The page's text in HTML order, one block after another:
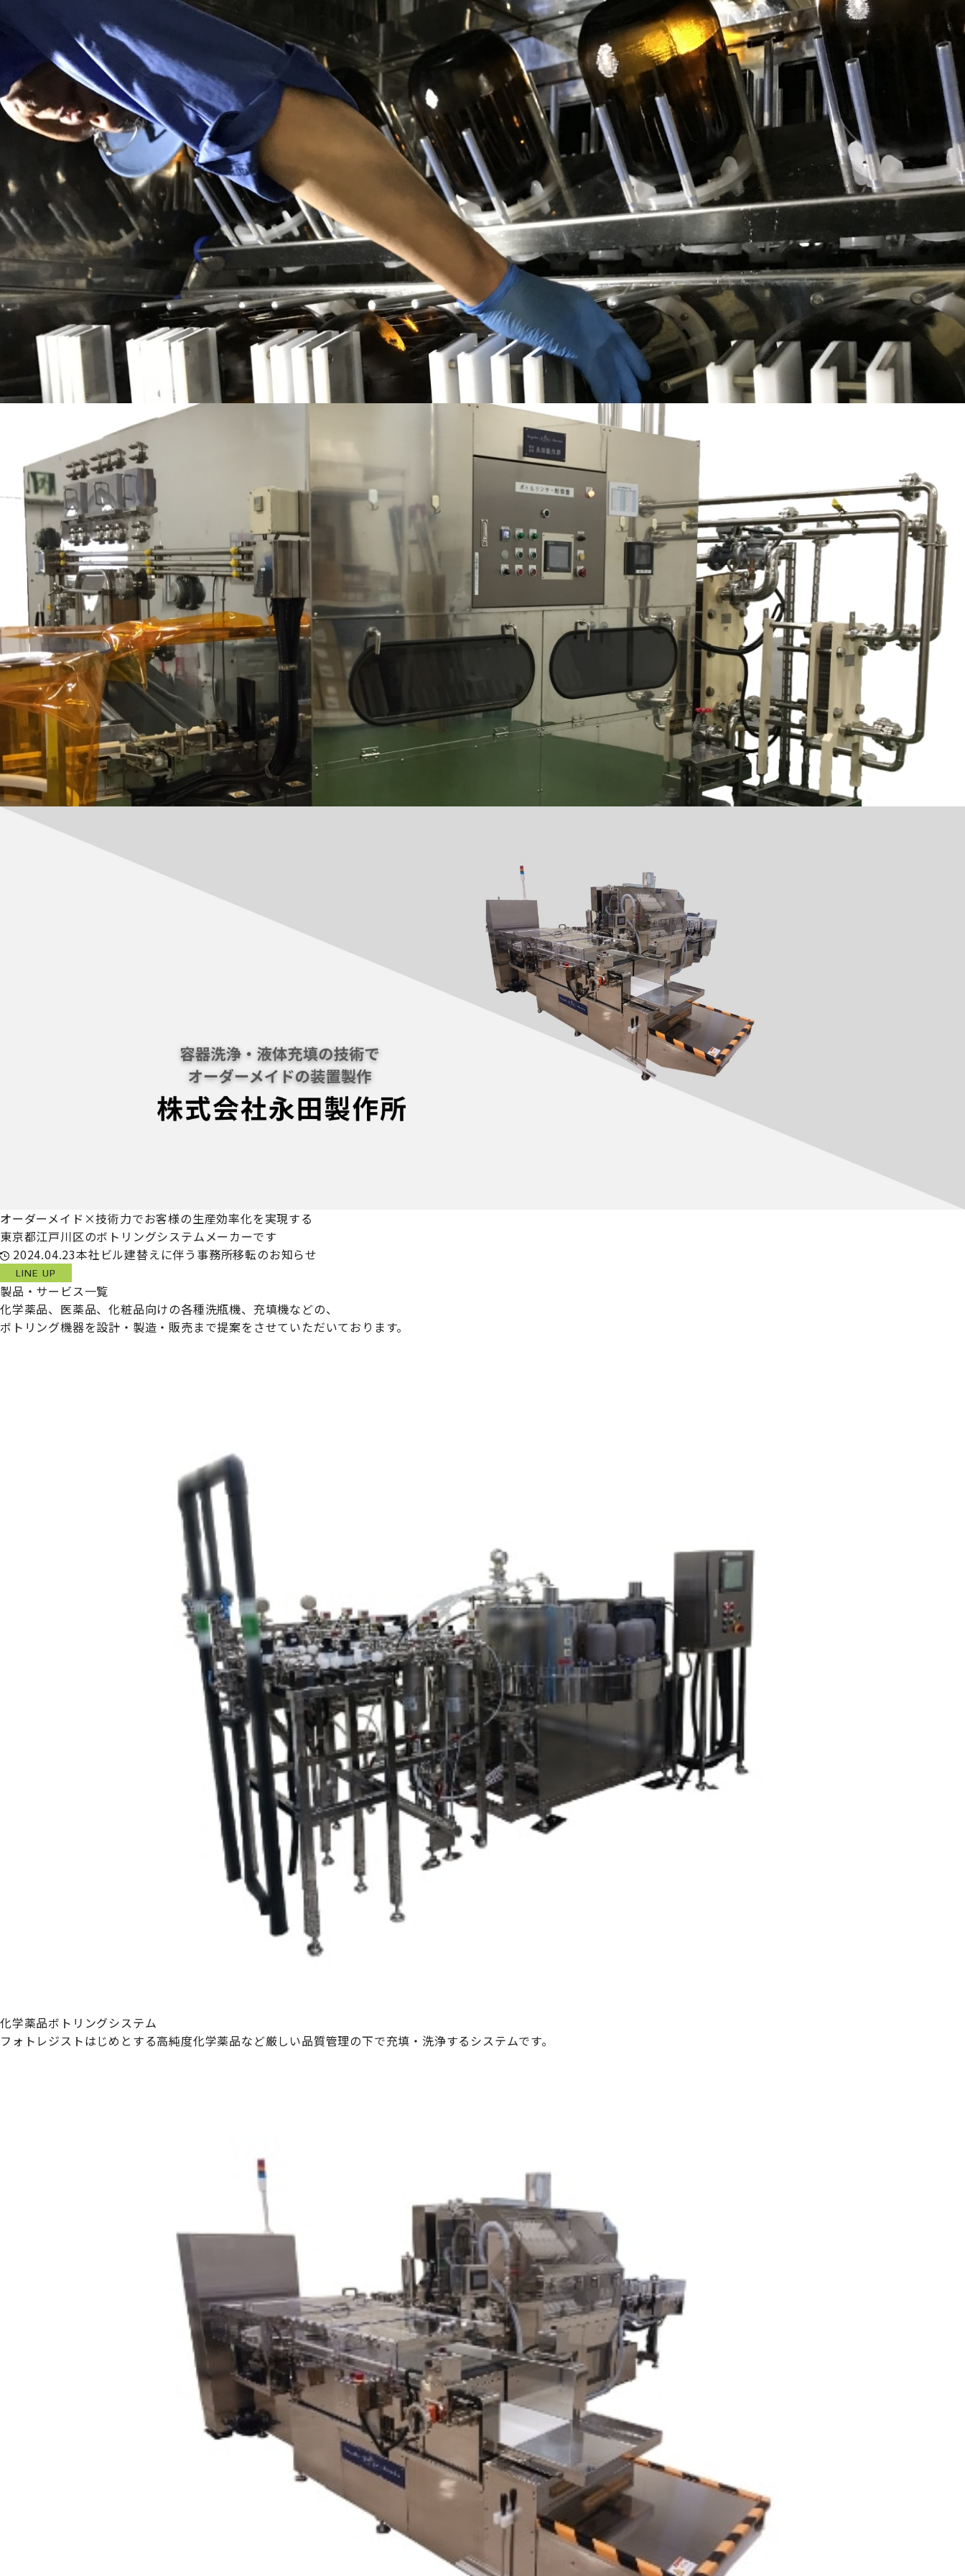
オーダーメイド×技術力でお客様の生産効率化を実現する
東京都江戸川区のボトリングシステムメーカーです
2024.04.23本社ビル建替えに伴う事務所移転のお知らせ
LINE UP
製品・サービス一覧
化学薬品、医薬品、化粧品向けの各種洗瓶機、充填機などの、
ボトリング機器を設計・製造・販売まで提案をさせていただいております。
化学薬品ボトリングシステム
フォトレジストはじめとする高純度化学薬品など厳しい品質管理の下で充填・洗浄するシステムです。